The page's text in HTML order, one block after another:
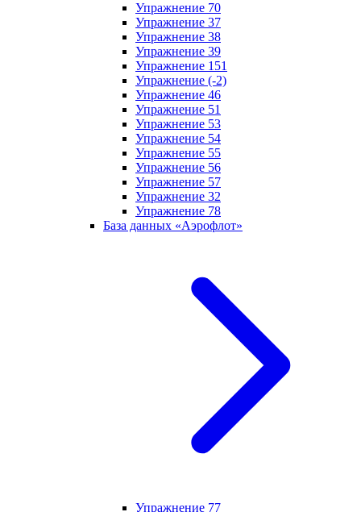
Упражнение 70
Упражнение 37
Упражнение 38
Упражнение 39
Упражнение 151
Упражнение (-2)
Упражнение 46
Упражнение 51
Упражнение 53
Упражнение 54
Упражнение 55
Упражнение 56
Упражнение 57
Упражнение 32
Упражнение 78
База данных «Аэрофлот»
Упражнение 77